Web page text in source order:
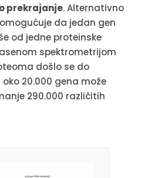
prekrajanje. Alternativno
da jedan gen
od jedne proteinske
spektrometrijom
došlo se do
20.000 gena može
290.000 različitih